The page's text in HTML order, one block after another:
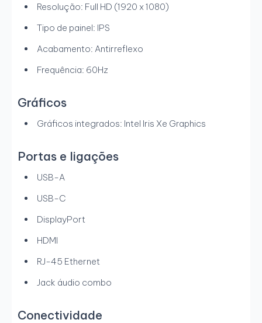
Resolução: Full HD (1920 x 1080)
Tipo de painel: IPS
Acabamento: Antirreflexo
Frequência: 60Hz
Gráficos
Gráficos integrados: Intel Iris Xe Graphics
Portas e ligações
USB-A
USB-C
DisplayPort
HDMI
RJ-45 Ethernet
Jack áudio combo
Conectividade